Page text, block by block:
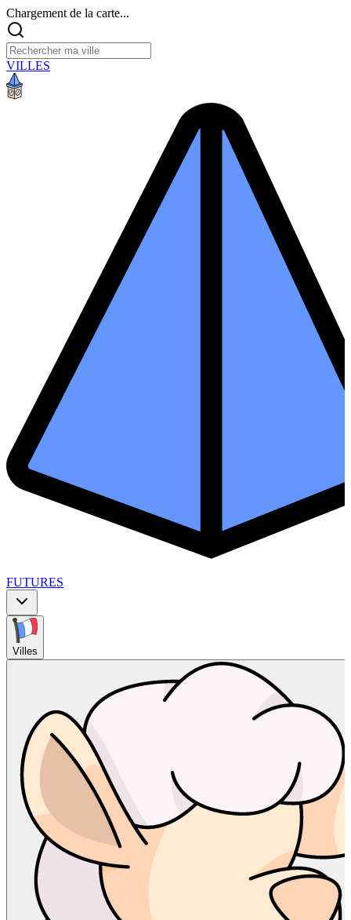
Chargement de la carte...
VILLES
FUTURES
Villes